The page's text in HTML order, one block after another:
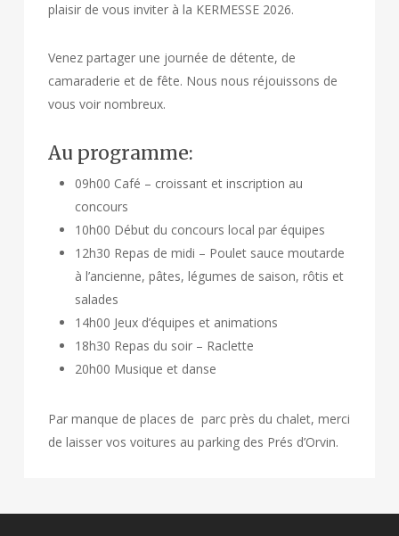
plaisir de vous inviter à la KERMESSE 2026.
Venez partager une journée de détente, de
camaraderie et de fête. Nous nous réjouissons de
vous voir nombreux.
Au programme:
09h00 Café – croissant et inscription au
concours
10h00 Début du concours local par équipes
12h30 Repas de midi – Poulet sauce moutarde
à l’ancienne, pâtes, légumes de saison, rôtis et
salades
14h00 Jeux d’équipes et animations
18h30 Repas du soir – Raclette
20h00 Musique et danse
Par manque de places de parc près du chalet, merci
de laisser vos voitures au parking des Prés d’Orvin.